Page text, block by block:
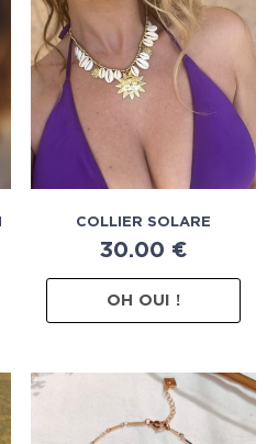
COLLIER SOLARE
30.00 €
OH OUI !